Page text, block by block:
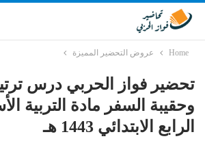
Home عروض التحضير المميزة
تحضير فواز الحربي درس
وحقيبة السفر مادة التربية
الرابع الابتدائي 1443 هـ